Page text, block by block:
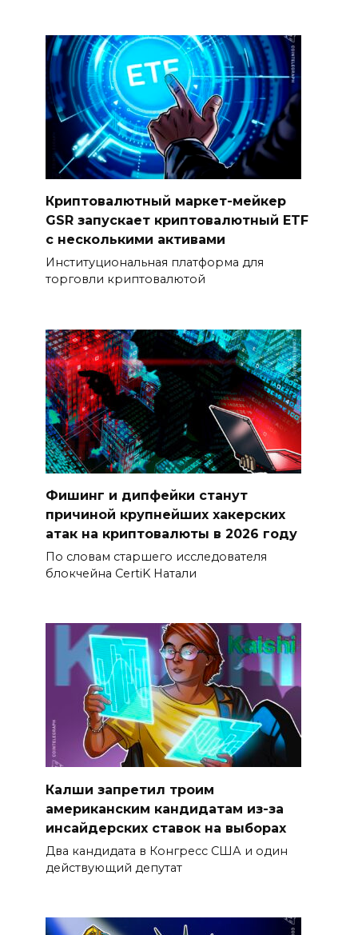
Криптовалютный маркет-мейкер
GSR запускает криптовалютный ETF
с несколькими активами
Институциональная платформа для
торговли криптовалютой
Фишинг и дипфейки станут
причиной крупнейших хакерских
атак на криптовалюты в 2026 году
По словам старшего исследователя
блокчейна CertiK Натали
Калши запретил троим
американским кандидатам из-за
инсайдерских ставок на выборах
Два кандидата в Конгресс США и один
действующий депутат